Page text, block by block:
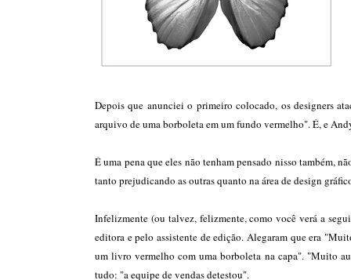
Depois que anunciei o primeiro colocado, os designers
arquivo de uma borboleta em um fundo vermelho". É, e
É uma pena que eles não tenham pensado nisso também,
tanto prejudicando as outras quanto na área de design
Infelizmente (ou talvez, felizmente, como você verá a
editora e pelo assistente de edição. Alegaram que era
um livro vermelho com uma borboleta na capa". "Muito
tudo: "a equipe de vendas detestou".